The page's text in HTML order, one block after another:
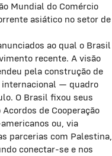
Mundial do Comércio
asiático no setor de
ao qual o Brasil
recente. A visão
pela construção de
internacional — quadro
O Brasil fixou seus
de Cooperação
ou, via
parcerias com Palestina,
conectar-se e nos